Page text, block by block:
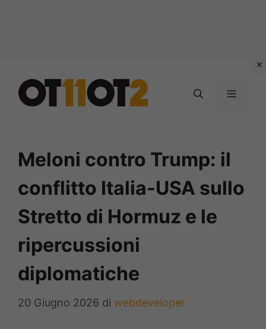
contenuto
MENU
Meloni contro Trump: il
conflitto Italia-USA sullo
Stretto di Hormuz e le
ripercussioni
diplomatiche
20 Giugno 2026 di webdeveloper